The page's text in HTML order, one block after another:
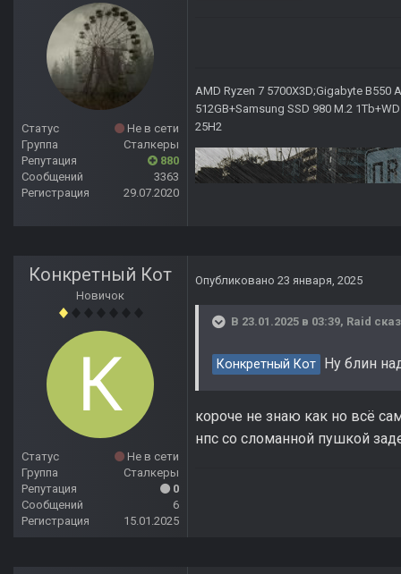
Статус
Не в сети
Группа
Сталкеры
Репутация
880
Сообщений
3363
Регистрация
29.07.2020
AMD Ryzen 7 5700X3D;Gigabyte B550
512GB+Samsung SSD 980 M.2
25H2
Конкретный Кот
Новичок
Статус
Не в сети
Группа
Сталкеры
Репутация
0
Сообщений
6
Регистрация
15.01.2025
Опубликовано 23 января, 2025
В 23.01.2025 в 03:39, Raid
Конкретный Кот Ну блин
короче не знаю как но всё
нпс со сломанной пушкой